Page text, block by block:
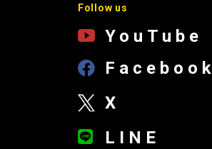
Follow us
YouTube
Facebook
X
LINE